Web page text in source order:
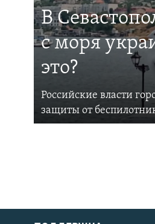
В
с моря
это?
Российские власти
защиты от